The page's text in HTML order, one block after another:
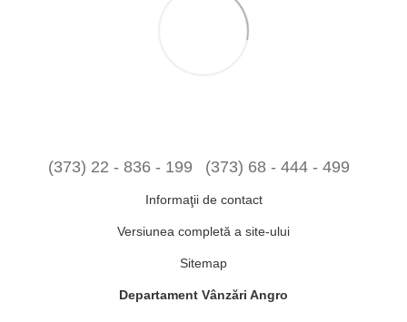
(373) 22 - 836 - 199 (373) 68 - 444 - 499
Informaţii de contact
Versiunea completă a site-ului
Sitemap
Departament Vânzări Angro